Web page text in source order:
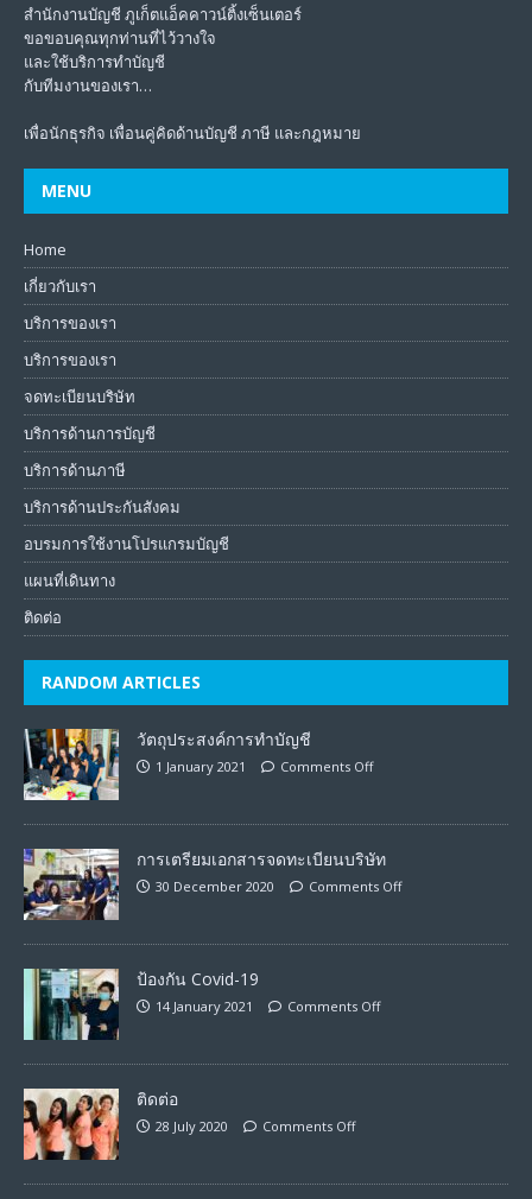
สำนักงานบัญชี ภูเก็ตแอ็คคาวน์ติ้งเซ็นเตอร์
ขอขอบคุณทุกท่านที่ไว้วางใจ
และใช้บริการทำบัญชี
กับทีมงานของเรา…
เพื่อนักธุรกิจ เพื่อนคู่คิดด้านบัญชี ภาษี และกฎหมาย
MENU
Home
เกี่ยวกับเรา
บริการของเรา
บริการของเรา
จดทะเบียนบริษัท
บริการด้านการบัญชี
บริการด้านภาษี
บริการด้านประกันสังคม
อบรมการใช้งานโปรแกรมบัญชี
แผนที่เดินทาง
ติดต่อ
RANDOM ARTICLES
วัตถุประสงค์การทำบัญชี
1 January 2021 Comments Off
การเตรียมเอกสารจดทะเบียนบริษัท
30 December 2020 Comments Off
ป้องกัน Covid-19
14 January 2021 Comments Off
ติดต่อ
28 July 2020 Comments Off